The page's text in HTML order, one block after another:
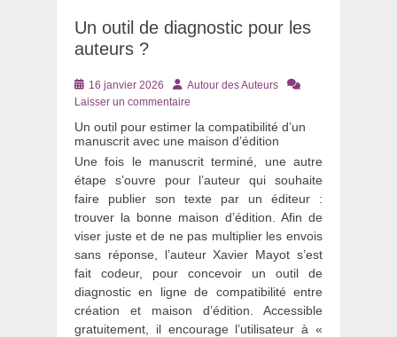
Un outil de diagnostic pour les
auteurs ?
Posté
le
16 janvier 2026 AuteurAutour des Auteurs
Laisser un commentaire
Un outil pour estimer la compatibilité d’un
manuscrit avec une maison d’édition
Une fois le manuscrit terminé, une autre
étape s’ouvre pour l’auteur qui souhaite
faire publier son texte par un éditeur :
trouver la bonne maison d’édition. Afin de
viser juste et de ne pas multiplier les envois
sans réponse, l’auteur Xavier Mayot s’est
fait codeur, pour concevoir un outil de
diagnostic en ligne de compatibilité entre
création et maison d’édition. Accessible
gratuitement, il encourage l’utilisateur à «